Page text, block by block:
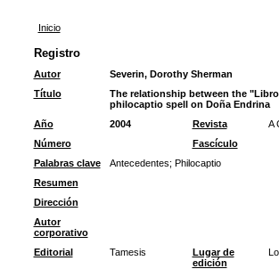
Inicio
Registro
Autor
Severin, Dorothy Sherman
Título
The relationship between the
philocaptio spell on Doña Endrina
Año
2004 Revista
A
Número
Fascículo
Palabras clave
Antecedentes; Philocaptio
Resumen
Dirección
Autor
corporativo
Editorial
Tamesis
Lugar de
edición